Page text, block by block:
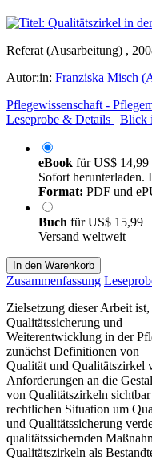
Referat (Ausarbeitung) ,
Autor:in: Franziska Misch
Pflegewissenschaft -
Leseprobe & Details
Blick
eBook fürUS$ 14,99
Sofort herunterladen.
Format: PDF und
Buch fürUS$ 15,99
Versand weltweit
In den Warenkorb
Zusammenfassung
Zielsetzung dieser Arbeit
Qualitätssicherung und
Weiterentwicklung in der
zunächst Definitionen von
Qualität und Qualitätszirkel
Anforderungen an die
von Qualitätszirkeln
rechtlichen Situation um
und Qualitätssicherung
qualitätssichernden
Qualitätszirkeln als